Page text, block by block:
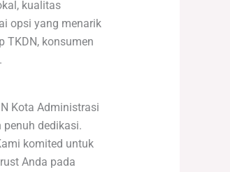
kualitas
opsi yang menarik
TKDN, konsumen
Kota Administrasi
dedikasi.
komited untuk
Anda pada